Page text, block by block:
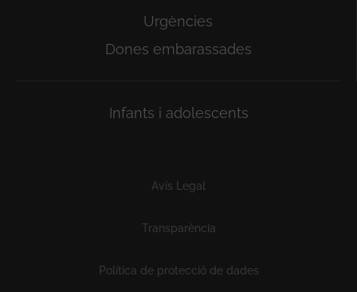
Urgències
Dones embarassades
Infants i adolescents
Avís Legal
Transparència
Política de protecció de dades